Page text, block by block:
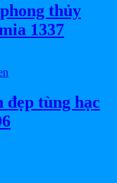
thủy
1337
đẹp tùng hạc